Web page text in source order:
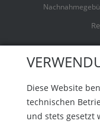
Diese Website
technischen
und stets gesetzt